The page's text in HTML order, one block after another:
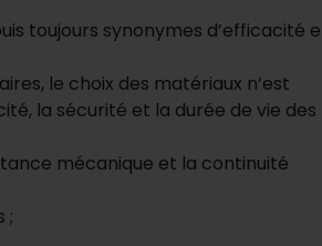
toujours synonymes d’efficacité
le choix des matériaux n’est
la sécurité et la durée de vie des
mécanique et la continuité
;